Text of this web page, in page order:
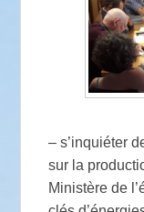
– s’inquiéter
sur la
Ministère de